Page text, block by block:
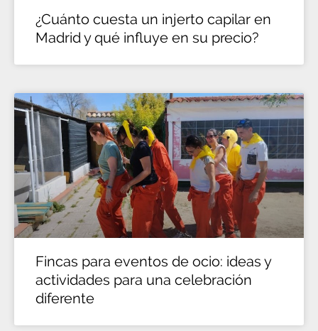
¿Cuánto cuesta un injerto capilar en
Madrid y qué influye en su precio?
Fincas para eventos de ocio: ideas y
actividades para una celebración
diferente